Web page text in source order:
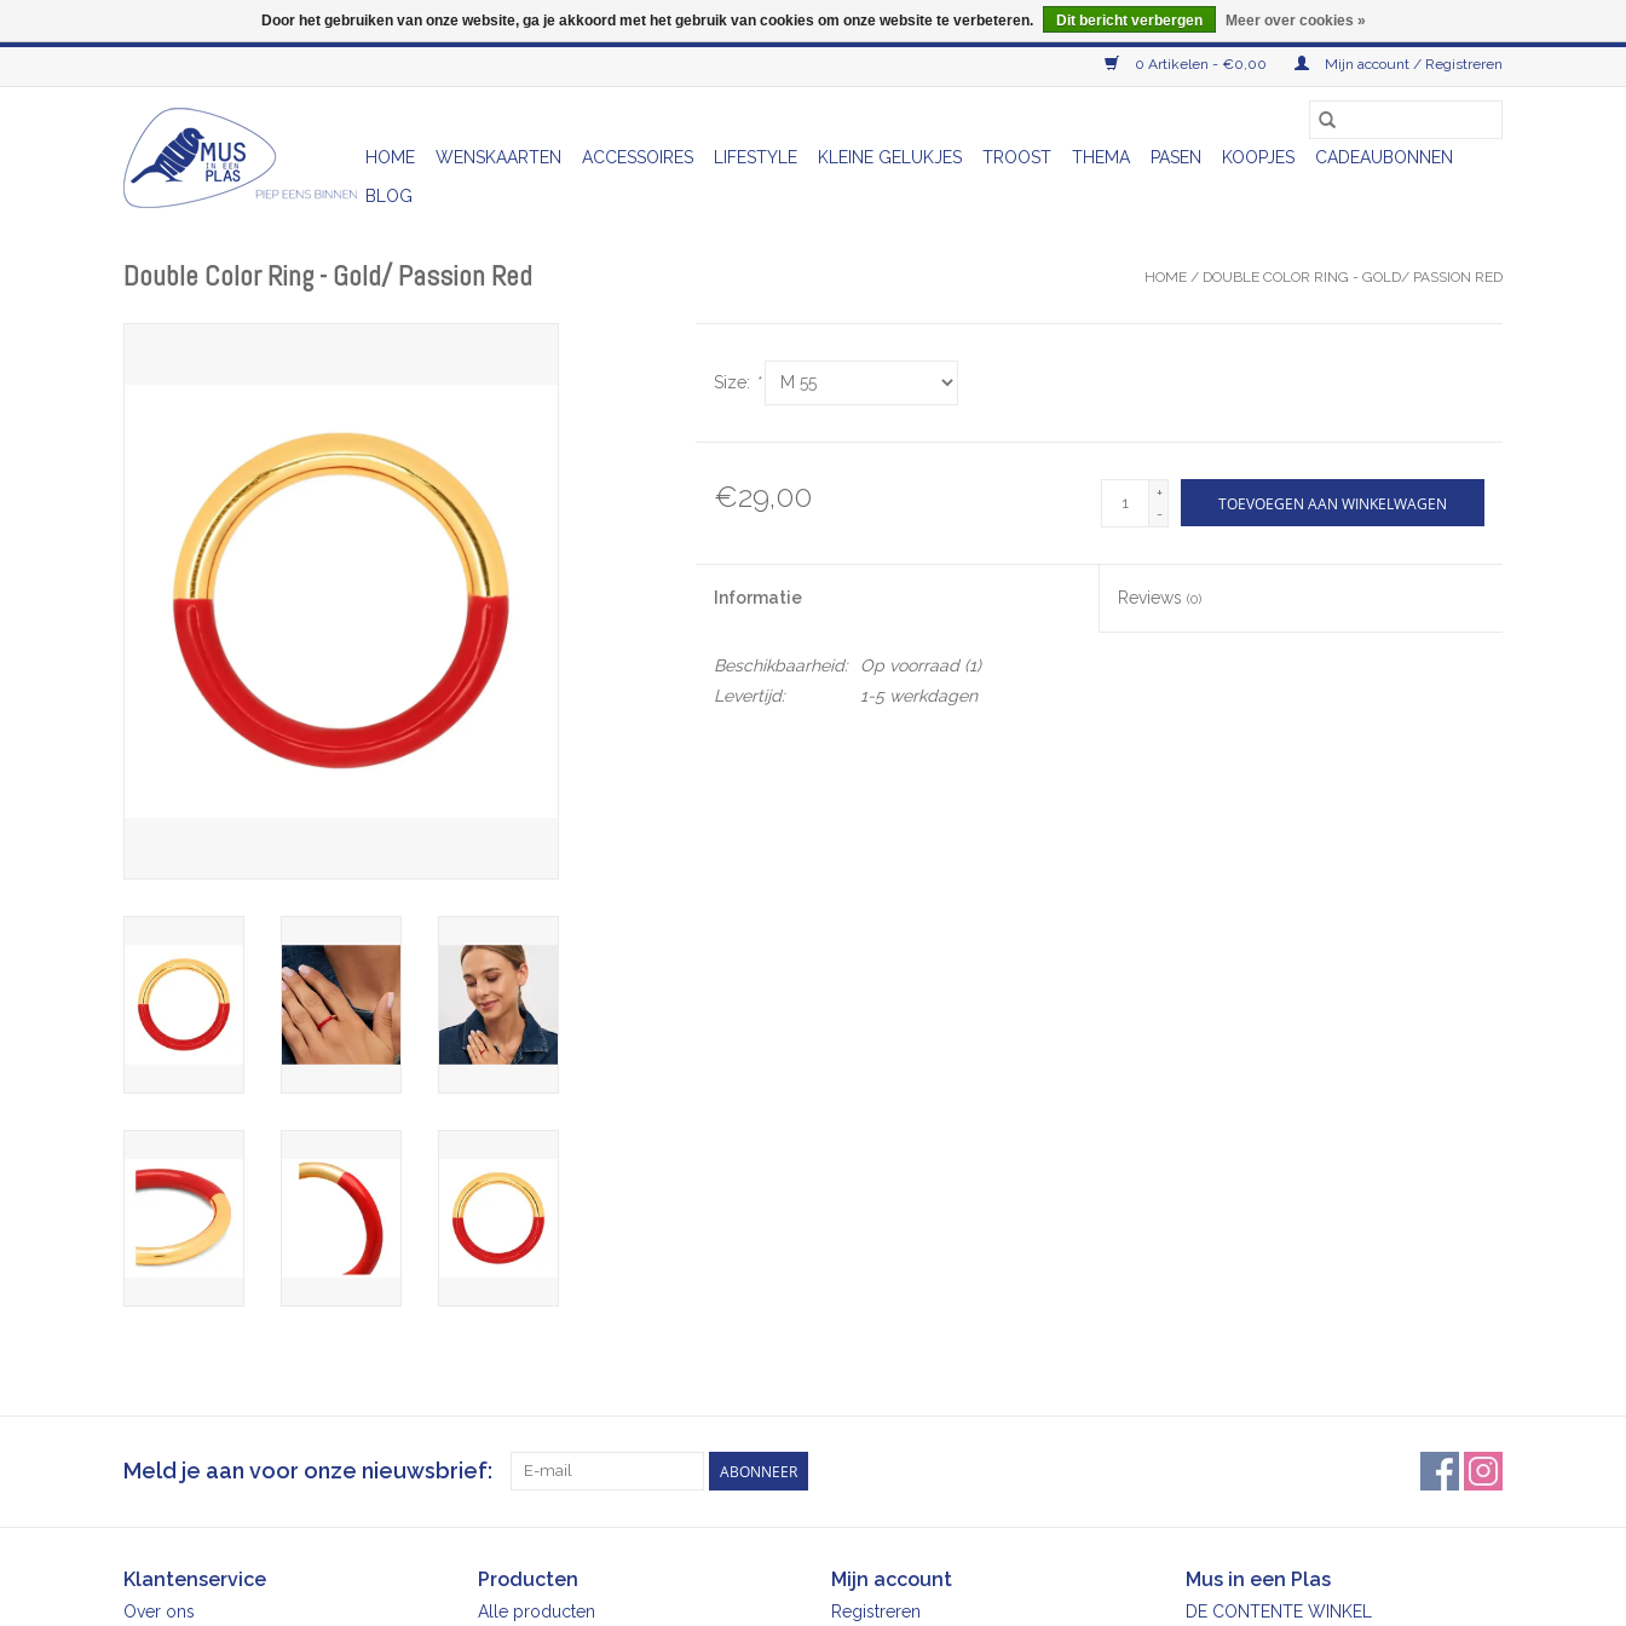
0 Artikelen - €0,00 Mijn account / Registreren
HOME WENSKAARTEN ACCESSOIRES LIFESTYLE KLEINE GELUKJES TROOST THEMA PASEN KOOPJES
CADEAUBONNEN
BLOG
Double Color Ring - Gold/ Passion Red HOME / DOUBLE COLOR RING - GOLD/ PASSION RED
Size: *
€29,00
+
-
TOEVOEGEN AAN WINKELWAGEN
Informatie Reviews(0)
Beschikbaarheid: Op voorraad(1)
Levertijd:
1-5 werkdagen
Meld je aan voor onze nieuwsbrief: ABONNEER
Klantenservice
Over ons
Producten
Alle producten
Mijn account
Registreren
Mus in een Plas
DE CONTENTE WINKEL
Door het gebruiken van onze website, ga je akkoord met het gebruik van cookies om onze website te verbeteren. Dit bericht verbergen Meer over cookies »
Wij zijn uitzonderlijk gesloten op Do 06/08 en Do 13/08